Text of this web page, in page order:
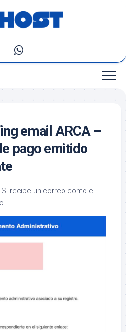
email ARCA –
pago emitido
Si recibe un correo como el